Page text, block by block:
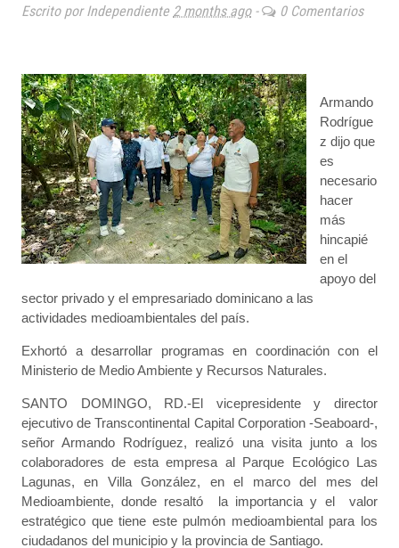
Escrito por Independiente 2 months ago- 0 Comentarios
Armando
Rodrígue
z dijo que
es
necesario
hacer
más
hincapié
en el
apoyo del
sector privado y el empresariado dominicano a las
actividades medioambientales del país.
Exhortó a desarrollar programas en coordinación con el
Ministerio de Medio Ambiente y Recursos Naturales.
SANTO DOMINGO, RD.-El vicepresidente y director
ejecutivo de Transcontinental Capital Corporation -Seaboard-,
señor Armando Rodríguez, realizó una visita junto a los
colaboradores de esta empresa al Parque Ecológico Las
Lagunas, en Villa González, en el marco del mes del
Medioambiente, donde resaltó la importancia y el valor
estratégico que tiene este pulmón medioambiental para los
ciudadanos del municipio y la provincia de Santiago.